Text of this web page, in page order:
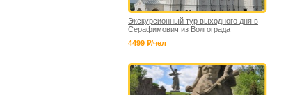
Экскурсионный тур выходного дня в
Серафимович из Волгограда
4499 ₽/чел